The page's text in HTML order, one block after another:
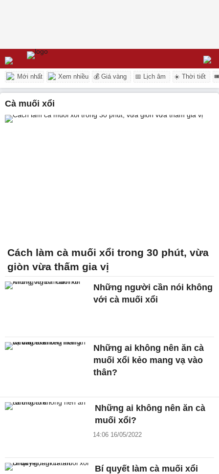
Mới nhất Xem nhiều 💰 Giá vàng 📅 Lịch âm ☀️ Thời tiết
Cà muối xổi
Cách làm cà muối xổi trong 30 phút, vừa
giòn vừa thấm gia vị
Những người cần nói không
với cà muối xổi
Những ai không nên ăn cà
muối xổi kẻo mang vạ vào
thân?
Những ai không nên ăn cà
muối xổi?
14:06 16/05/2022
Bí quyết làm cà muối xổi